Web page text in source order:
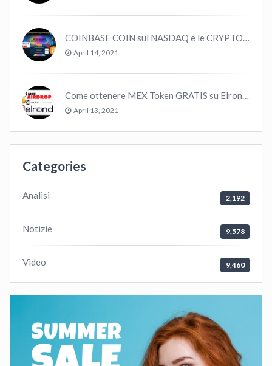
April 14, 2021
April 13, 2021
Categories
Analisi 2,192
Notizie 9,578
Video 9,460